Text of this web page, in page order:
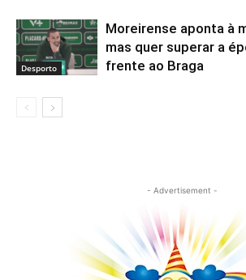
Desporto
Moreirense aponta à
mas quer superar a
frente ao Braga
- Advertisement -